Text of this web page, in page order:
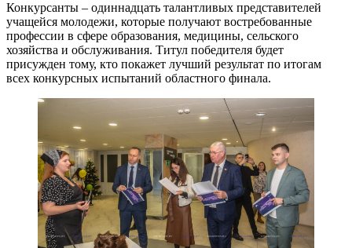
Конкурсанты – одиннадцать талантливых представителей
учащейся молодежи, которые получают востребованные
профессии в сфере образования, медицины, сельского
хозяйства и обслуживания. Титул победителя будет
присужден тому, кто покажет лучший результат по итогам
всех конкурсных испытаний областного финала.